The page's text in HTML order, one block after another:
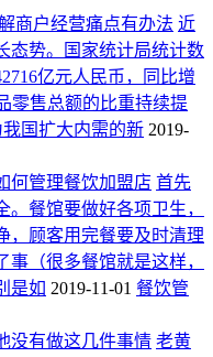
商户经营痛点有办法 近
态势。国家统计局统计数
亿元人民币，同比增
零售总额的比重持续提
国扩大内需的新 2019-
何管理餐饮加盟店 首先
餐馆要做好各项卫生，
，顾客用完餐要及时清理
（很多餐馆就是这样，
是如 2019-11-01 餐饮管
没有做这几件事情 老黄